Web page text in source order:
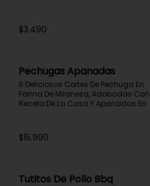
$3.490
Pechugas Apanadas
6 Deliciosos Cortes De Pechuga En
Forma De Milanesa, Adobadas Con
Receta De La Casa Y Apanadas En
$15.990
Tutitos De Pollo Bbq